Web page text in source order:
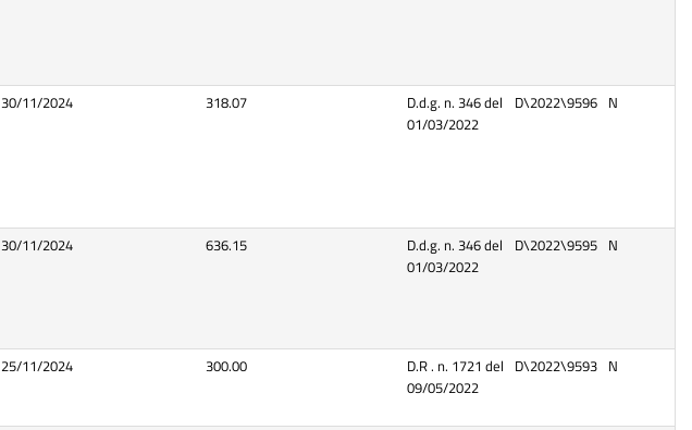
30/11/2024 318.07
D.d.g. n. 346 del
01/03/2022
D\2022\9596 N
30/11/2024 636.15
D.d.g. n. 346 del
01/03/2022
D\2022\9595 N
25/11/2024 300.00
D.R . n. 1721 del
09/05/2022
D\2022\9593 N